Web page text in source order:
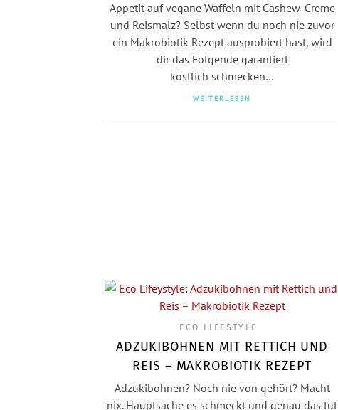
Appetit auf vegane Waffeln mit Cashew-Creme
und Reismalz? Selbst wenn du noch nie zuvor
ein Makrobiotik Rezept ausprobiert hast, wird
dir das Folgende garantiert
köstlich schmecken…
WEITERLESEN
ECO LIFESTYLE
ADZUKIBOHNEN MIT RETTICH UND
REIS – MAKROBIOTIK REZEPT
Adzukibohnen? Noch nie von gehört? Macht
nix. Hauptsache es schmeckt und genau das tut